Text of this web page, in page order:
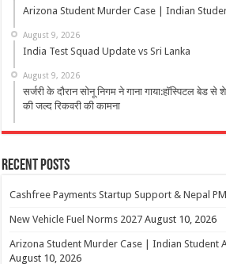
Arizona Student Murder Case | Indian
August 9, 2026
India Test Squad Update vs Sri Lanka
August 9, 2026
सर्जरी के दौरान सोनू निगम ने गाना गाया:हॉस्पिटल बेड से
की जल्द रिकवरी की कामना
Recent Posts
Cashfree Payments Startup Support & Nepal
New Vehicle Fuel Norms 2027 August 10, 2026
Arizona Student Murder Case | Indian Student
August 10, 2026